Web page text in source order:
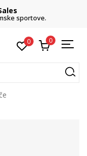
0 0